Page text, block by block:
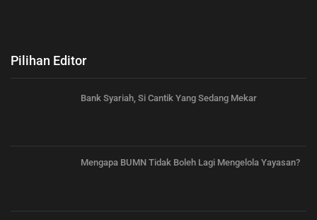
Pilihan Editor
Bank Syariah, Si Cantik Yang Sedang Mekar
Mengapa BUMN Tidak Boleh Lagi Mengelola Yayasan?